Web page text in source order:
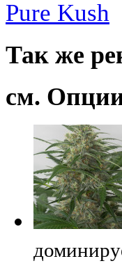
Pure Kush
Так же
см.